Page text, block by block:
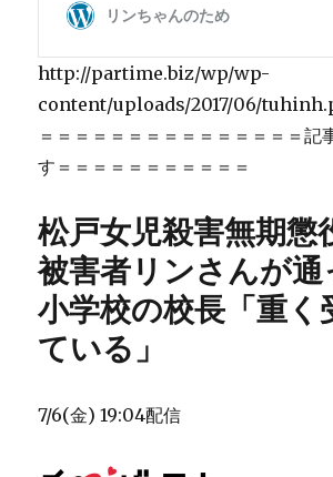
http://partime.biz/wp/wp-
content/uploads/2017/06/
＝＝＝＝＝＝＝＝＝＝＝＝＝＝＝記
す＝＝＝＝＝＝＝＝＝＝＝
松戸女児殺害無期
被害者リンさんが通
小学校の校長「重く
ている」
7/6(金) 19:04配信